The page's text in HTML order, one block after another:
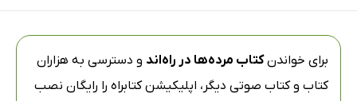
برای خواندنکتاب مرده‌ها در راه‌اند و دسترسی به هزاران
کتاب و کتاب صوتی دیگر، اپلیکیشن کتابراه را رایگان نصب